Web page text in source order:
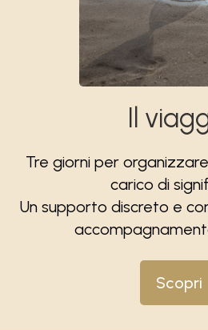
Il
Tre giorni per
carico di
Un supporto discreto e
Scopri